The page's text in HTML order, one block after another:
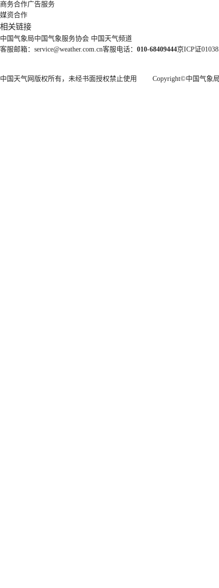
商务合作广告服务
媒资合作
相关链接
中国气象局中国气象服务协会 中国天气频道
客服邮箱： service@weather.com.cn客服电话： 010-68409444京ICP证
中国天气网版权所有，未经书面授权禁止使用 Copyright©中国气象